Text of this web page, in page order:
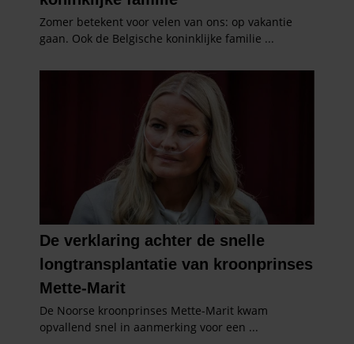
gaat akkoord met onze cookies als u onze website blijft
gebruiken.